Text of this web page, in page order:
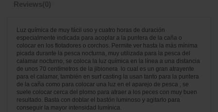
Reviews(0)
Luz química de muy fácil uso y cuatro horas de duración
especialmente indicada para acoplar a la puntera de la caña o
colocar en los flotadores o corchos. Permite ver hasta la más mínima
picada durante la pesca nocturna, muy utilizada para la pesca del
calamar nocturno, se coloca la luz química en la línea a una distancia
de unos 70 centímetros de la jibionera lo cual es un gran atrayente
para el calamar, también en surf casting la usan tanto para la puntera
de la caña como para colocar una luz en el aparejo de pesca , se
suele colocar cerca del plomo para atraer a los peces con muy buen
resultado. Basta con doblar el bastón luminoso y agitarlo para
conseguir la mayor intensidad lumínica.